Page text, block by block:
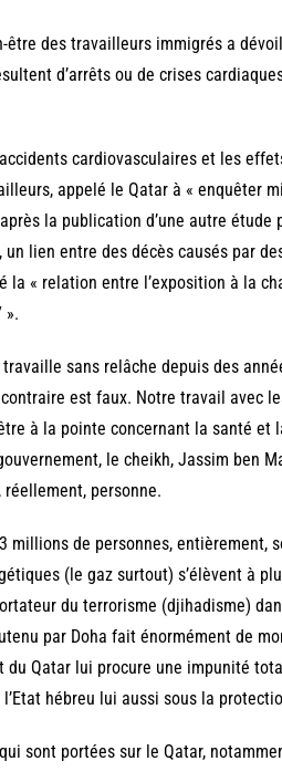
être des travailleurs immigrés a
d’arrêts ou de crises
cardiovasculaires et les
appelé le Qatar à « enquêter
la publication d’une autre étude
lien entre des décès causés par
la « relation entre l’exposition à la
».
sans relâche depuis des
est faux. Notre travail avec
à la pointe concernant la santé et
le cheikh, Jassim ben
personne.
millions de personnes, entièrement,
(le gaz surtout) s’élèvent à
du terrorisme (djihadisme)
par Doha fait énormément de
du Qatar lui procure une impunité
hébreu lui aussi sous la
sont portées sur le Qatar,